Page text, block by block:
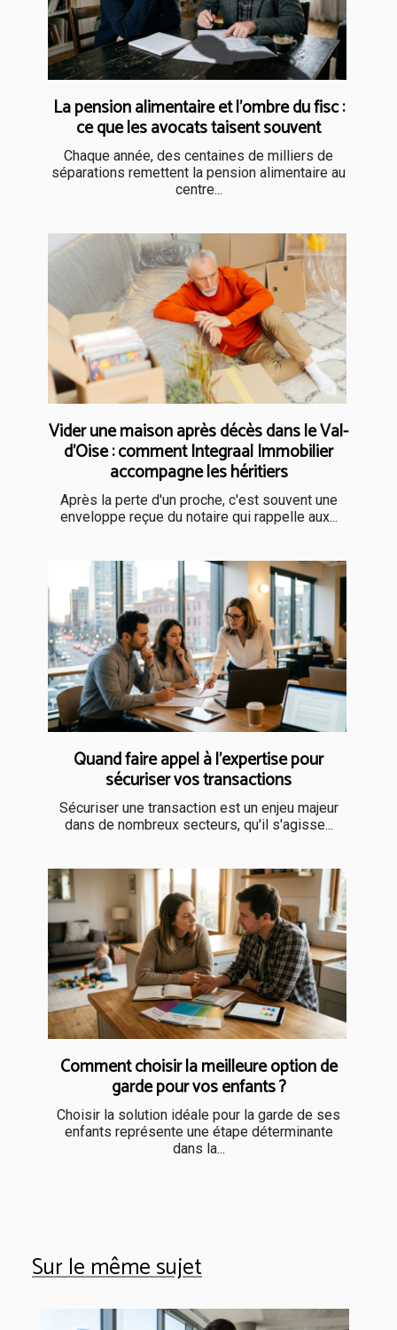
La pension alimentaire et l’ombre du fisc :
ce que les avocats taisent souvent
Chaque année, des centaines de milliers de
séparations remettent la pension alimentaire au
centre...
Vider une maison après décès dans le Val-
d'Oise : comment Integraal Immobilier
accompagne les héritiers
Après la perte d'un proche, c'est souvent une
enveloppe reçue du notaire qui rappelle aux...
Quand faire appel à l’expertise pour
sécuriser vos transactions
Sécuriser une transaction est un enjeu majeur
dans de nombreux secteurs, qu'il s'agisse...
Comment choisir la meilleure option de
garde pour vos enfants ?
Choisir la solution idéale pour la garde de ses
enfants représente une étape déterminante
dans la...
Sur le même sujet